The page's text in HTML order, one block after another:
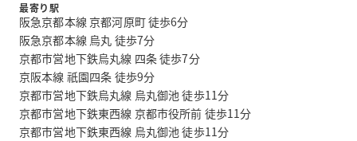
最寄り駅
阪急京都本線 京都河原町 徒歩6分
阪急京都本線 烏丸 徒歩7分
京都市営地下鉄烏丸線 四条 徒歩7分
京阪本線 祇園四条 徒歩9分
京都市営地下鉄烏丸線 烏丸御池 徒歩11分
京都市営地下鉄東西線 京都市役所前 徒歩11分
京都市営地下鉄東西線 烏丸御池 徒歩11分